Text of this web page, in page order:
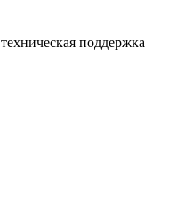
техническая поддержка